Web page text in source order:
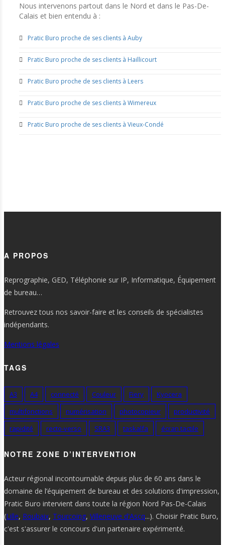
Nous intervenons partout dans le Nord et dans le Pas-De-
Calais et bien entendu à :
Pratic Buro proche de ses clients à Auby
Pratic Buro proche de ses clients à Haillicourt
Pratic Buro proche de ses clients à Leers
Pratic Buro proche de ses clients à Wimereux
Pratic Buro proche de ses clients à Vieux-Condé
A PROPOS
Reprographie, GED, Téléphonie sur IP, Informatique, Équipement
de bureau…
Retrouvez tous nos savoir-faire et les conseils de spécialistes
indépendants.
Mentions légales
TAGS
A3 A4 connecté Couleur Fiery
Kyocera
multifonctions
numérisation photocopieur
productivité
rapidité
recto-verso SRA3 taskalfa écran tactile
NOTRE ZONE D’INTERVENTION
Acteur régional incontournable depuis plus de 60 ans dans le
domaine de l’équipement de bureau et des solutions d'impression,
Pratic Buro intervient dans toute la région Nord Pas-De-Calais
(Lille, Roubaix, Tourcoing, Villeneuve d'Ascq...). Choisir Pratic Buro,
c'est s'assurer le concours d'un partenaire expérimenté.